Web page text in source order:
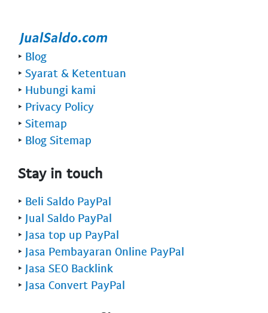
‣ Blog
‣ Syarat & Ketentuan
‣ Hubungi kami
‣ Privacy Policy
‣ Sitemap
‣ Blog Sitemap
Stay in touch
‣ Beli Saldo PayPal
‣ Jual Saldo PayPal
‣ Jasa top up PayPal
‣ Jasa Pembayaran Online PayPal
‣ Jasa SEO Backlink
‣ Jasa Convert PayPal